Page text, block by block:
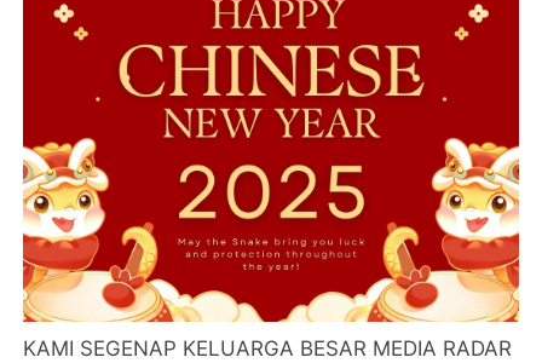
KAMI SEGENAP KELUARGA BESAR MEDIA RADAR